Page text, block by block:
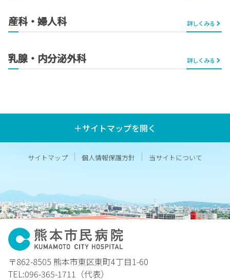
産科・婦人科 詳しくみる
乳腺・内分泌外科 詳しくみる
＋サイトマップを開く
サイトマップ 個人情報保護方針 当サイトについて
〒862-8505 熊本市東区東町4丁目1-60
TEL:096-365-1711（代表）